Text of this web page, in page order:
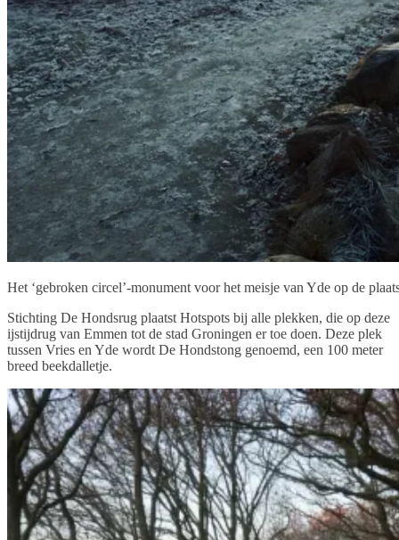
Het ‘gebroken circel’-monument voor het meisje van Yde op de
Stichting De Hondsrug plaatst Hotspots bij alle plekken, die op deze
ijstijdrug van Emmen tot de stad Groningen er toe doen. Deze plek
tussen Vries en Yde wordt De Hondstong genoemd, een 100 meter
breed beekdalletje.